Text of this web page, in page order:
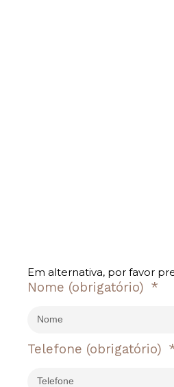
Em alternativa, por favor
Nome (obrigatório)
Telefone (obrigatório)